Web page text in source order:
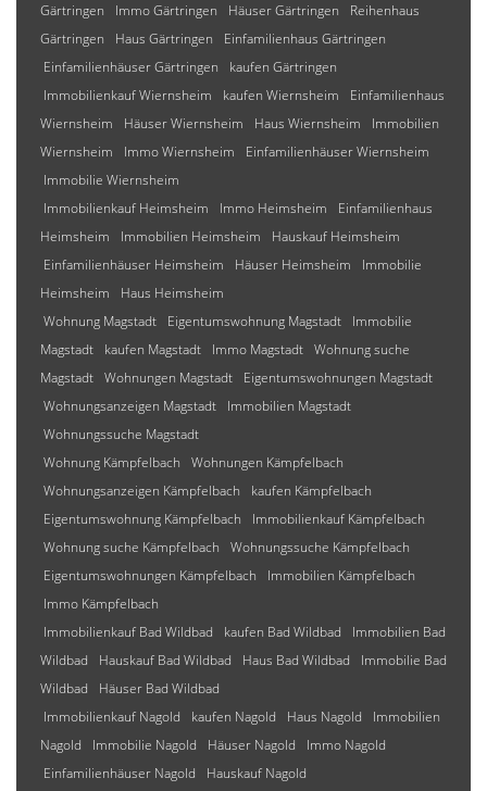
Gärtringen
Immo Gärtringen Häuser Gärtringen
Reihenhaus
Gärtringen
Haus Gärtringen
Einfamilienhaus Gärtringen
Einfamilienhäuser Gärtringen
kaufen Gärtringen
Immobilienkauf Wiernsheim
kaufen Wiernsheim
Einfamilienhaus
Wiernsheim
Häuser Wiernsheim Haus Wiernsheim
Immobilien
Wiernsheim
Immo Wiernsheim
Einfamilienhäuser Wiernsheim
Immobilie Wiernsheim
Immobilienkauf Heimsheim
Immo Heimsheim
Einfamilienhaus
Heimsheim
Immobilien Heimsheim
Hauskauf Heimsheim
Einfamilienhäuser Heimsheim
Häuser Heimsheim
Immobilie
Heimsheim
Haus Heimsheim
Wohnung Magstadt
Eigentumswohnung Magstadt
Immobilie
Magstadt
kaufen Magstadt Immo Magstadt Wohnung suche
Magstadt Wohnungen Magstadt
Eigentumswohnungen Magstadt
Wohnungsanzeigen Magstadt
Immobilien Magstadt
Wohnungssuche Magstadt
Wohnung Kämpfelbach
Wohnungen Kämpfelbach
Wohnungsanzeigen Kämpfelbach
kaufen Kämpfelbach
Eigentumswohnung Kämpfelbach
Immobilienkauf Kämpfelbach
Wohnung suche Kämpfelbach
Wohnungssuche Kämpfelbach
Eigentumswohnungen Kämpfelbach
Immobilien Kämpfelbach
Immo Kämpfelbach
Immobilienkauf Bad Wildbad
kaufen Bad Wildbad
Immobilien Bad
Wildbad
Hauskauf Bad Wildbad Haus Bad Wildbad
Immobilie Bad
Wildbad
Häuser Bad Wildbad
Immobilienkauf Nagold
kaufen Nagold Haus Nagold
Immobilien
Nagold
Immobilie Nagold Häuser Nagold
Immo Nagold
Einfamilienhäuser Nagold
Hauskauf Nagold